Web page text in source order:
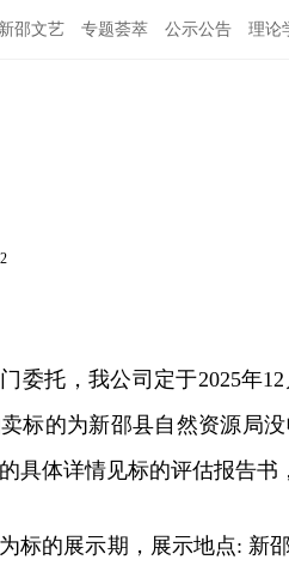
新邵文艺 专题荟萃 公示公告 理论
委托，我公司定于2025年
标的为新邵县自然资源局
具体详情见标的评估报告书
标的展示期，展示地点: 新